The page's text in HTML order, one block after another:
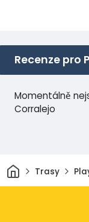
Recenze pro
Momentálně
Corralejo
Domov
Trasy